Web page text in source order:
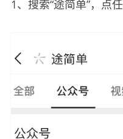
1、搜索“途简单”，点